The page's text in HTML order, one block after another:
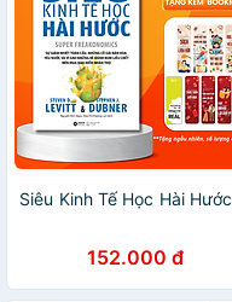
Siêu Kinh Tế Học Hài Hước
152.000 đ